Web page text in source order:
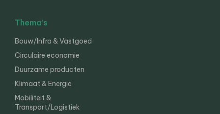
Thema’s
Bouw/Infra & Vastgoed
Circulaire economie
Duurzame producten
Klimaat & Energie
Mobiliteit &
Transport/Logistiek